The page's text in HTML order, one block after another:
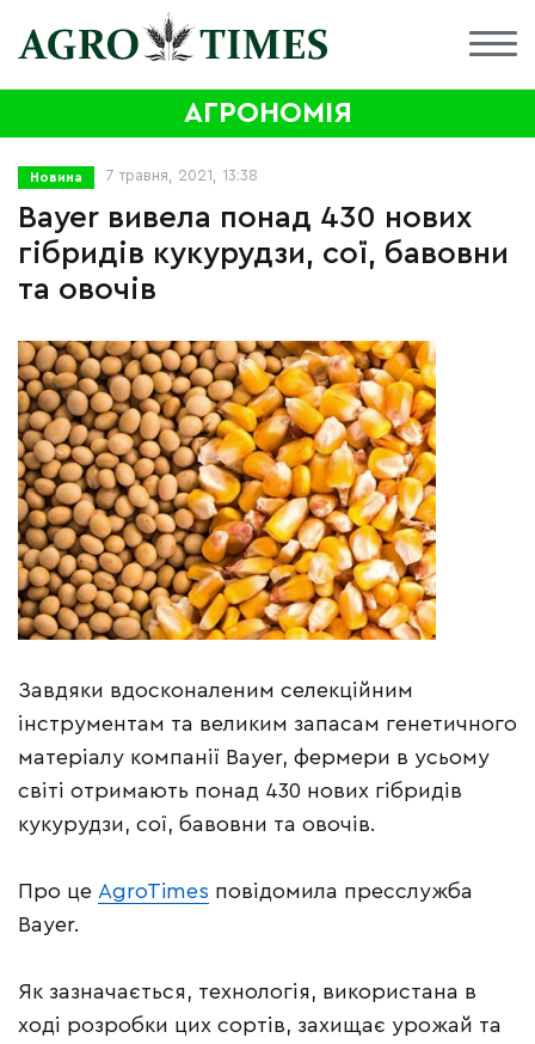
АГРОНОМІЯ
Новина 7 травня, 2021, 13:38
Bayer вивела понад 430 нових
гібридів кукурудзи, сої, бавовни
та овочів
Завдяки вдосконаленим селекційним
інструментам та великим запасам генетичного
матеріалу компанії Bayer, фермери в усьому
світі отримають понад 430 нових гібридів
кукурудзи, сої, бавовни та овочів.
Про це AgroTimes повідомила пресслужба
Bayer.
Як зазначається, технологія, використана в
ході розробки цих сортів, захищає урожай та